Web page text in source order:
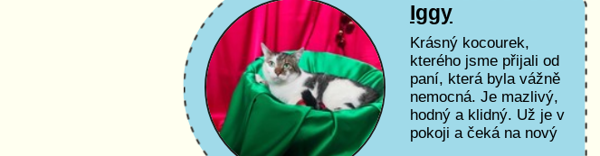
Iggy
Krásný kocourek,
kterého jsme přijali od
paní, která byla vážně
nemocná. Je mazlivý,
hodný a klidný. Už je v
pokoji a čeká na nový